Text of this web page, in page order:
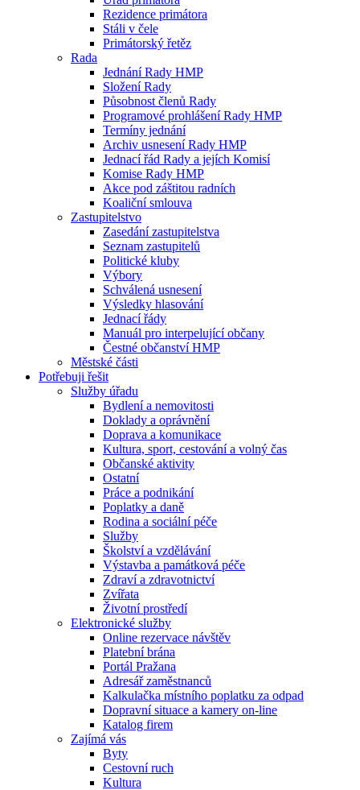
Rezidence primátora
Stáli v čele
Primátorský řetěz
Rada
Jednání Rady HMP
Složení Rady
Působnost členů Rady
Programové prohlášení Rady HMP
Termíny jednání
Archiv usnesení Rady HMP
Jednací řád Rady a jejích Komisí
Komise Rady HMP
Akce pod záštitou radních
Koaliční smlouva
Zastupitelstvo
Zasedání zastupitelstva
Seznam zastupitelů
Politické kluby
Výbory
Schválená usnesení
Výsledky hlasování
Jednací řády
Manuál pro interpelující občany
Čestné občanství HMP
Městské části
Potřebuji řešit
Služby úřadu
Bydlení a nemovitosti
Doklady a oprávnění
Doprava a komunikace
Kultura, sport, cestování a volný čas
Občanské aktivity
Ostatní
Práce a podnikání
Poplatky a daně
Rodina a sociální péče
Služby
Školství a vzdělávání
Výstavba a památková péče
Zdraví a zdravotnictví
Zvířata
Životní prostředí
Elektronické služby
Online rezervace návštěv
Platební brána
Portál Pražana
Adresář zaměstnanců
Kalkulačka místního poplatku za odpad
Dopravní situace a kamery on-line
Katalog firem
Zajímá vás
Byty
Cestovní ruch
Kultura